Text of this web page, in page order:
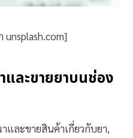
ละขายยาบนช่อง
ละขายสินค้าเกี่ยวกับยา,